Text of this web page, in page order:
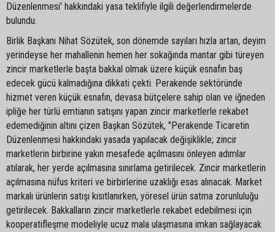
Düzenlenmesi' hakkındaki yasa teklifiyle ilgili değerlendirmelerde
bulundu.
Birlik Başkanı Nihat Sözütek, son dönemde sayıları hızla artan, deyim
yerindeyse her mahallenin hemen her sokağında mantar gibi türeyen
zincir marketlerle başta bakkal olmak üzere küçük esnafın baş
edecek gücü kalmadığına dikkati çekti. Perakende sektöründe
hizmet veren küçük esnafın, devasa bütçelere sahip olan ve iğneden
ipliğe her türlü emtianın satışını yapan zincir marketlerle rekabet
edemediğinin altını çizen Başkan Sözütek, "Perakende Ticaretin
Düzenlenmesi hakkındaki yasada yapılacak değişiklikle; zincir
marketlerin birbirine yakın mesafede açılmasını önleyen adımlar
atılarak, her yerde açılmasına sınırlama getirilecek. Zincir marketlerin
açılmasına nüfus kriteri ve birbirlerine uzaklığı esas alınacak. Market
markalı ürünlerin satışı kısıtlanırken, yöresel ürün satma zorunluluğu
getirilecek. Bakkalların zincir marketlerle rekabet edebilmesi için
kooperatifleşme modeliyle ucuz mala ulaşmasına imkan sağlayacak